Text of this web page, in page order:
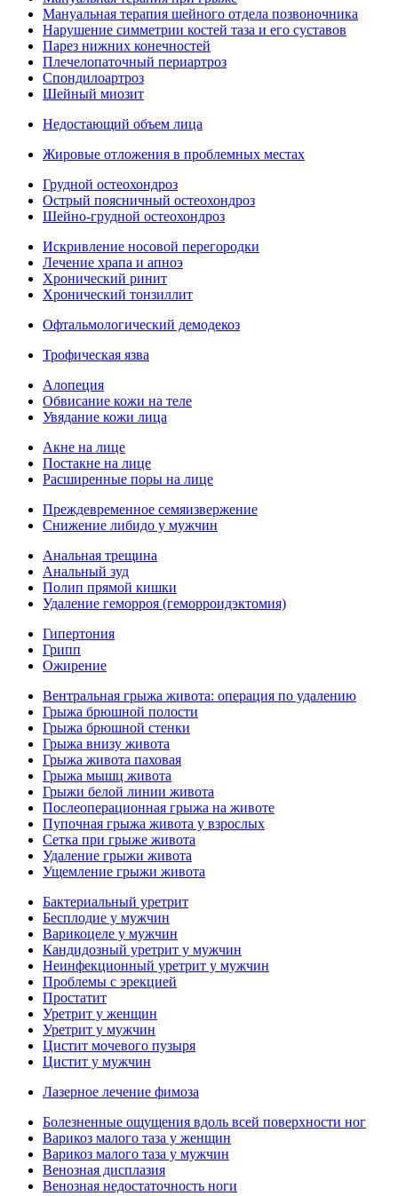
Мануальная терапия шейного отдела позвоночника
Нарушение симметрии костей таза и его суставов
Парез нижних конечностей
Плечелопаточный периартроз
Спондилоартроз
Шейный миозит
Недостающий объем лица
Жировые отложения в проблемных местах
Грудной остеохондроз
Острый поясничный остеохондроз
Шейно-грудной остеохондроз
Искривление носовой перегородки
Лечение храпа и апноэ
Хронический ринит
Хронический тонзиллит
Офтальмологический демодекоз
Трофическая язва
Алопеция
Обвисание кожи на теле
Увядание кожи лица
Акне на лице
Постакне на лице
Расширенные поры на лице
Преждевременное семяизвержение
Снижение либидо у мужчин
Анальная трещина
Анальный зуд
Полип прямой кишки
Удаление геморроя (геморроидэктомия)
Гипертония
Грипп
Ожирение
Вентральная грыжа живота: операция по удалению
Грыжа брюшной полости
Грыжа брюшной стенки
Грыжа внизу живота
Грыжа живота паховая
Грыжа мышц живота
Грыжи белой линии живота
Послеоперационная грыжа на животе
Пупочная грыжа живота у взрослых
Сетка при грыже живота
Удаление грыжи живота
Ущемление грыжи живота
Бактериальный уретрит
Бесплодие у мужчин
Варикоцеле у мужчин
Кандидозный уретрит у мужчин
Неинфекционный уретрит у мужчин
Проблемы с эрекцией
Простатит
Уретрит у женщин
Уретрит у мужчин
Цистит мочевого пузыря
Цистит у мужчин
Лазерное лечение фимоза
Болезненные ощущения вдоль всей поверхности ног
Варикоз малого таза у женщин
Варикоз малого таза у мужчин
Венозная дисплазия
Венозная недостаточность ноги